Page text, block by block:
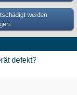
werden
defekt?